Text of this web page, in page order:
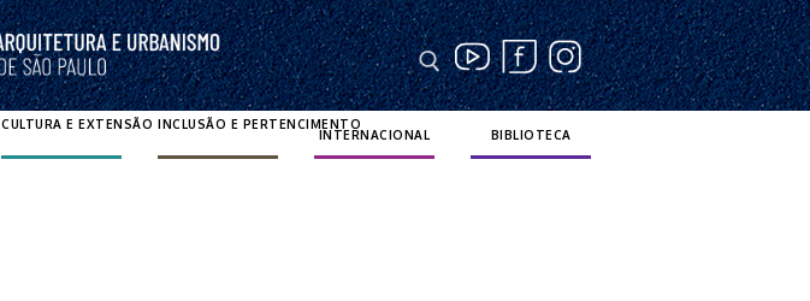
Pesquisar por:
CULTURA E EXTENSÃO INCLUSÃO E PERTENCIMENTO
INTERNACIONAL BIBLIOTECA